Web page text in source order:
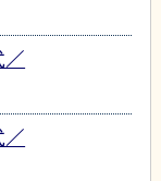
／
／